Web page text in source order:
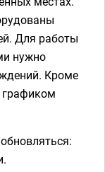
Для работы
нужно
Кроме
графиком